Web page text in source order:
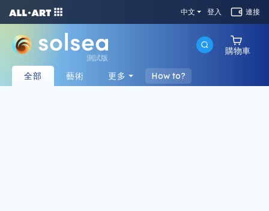
中文 登入 連接
測試版
購物車
全部 藝術 更多 How to?